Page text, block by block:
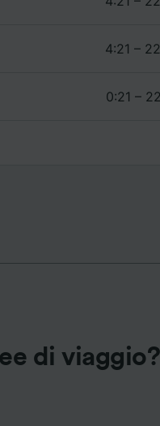
4:21 –
0:21 –
di viaggio?